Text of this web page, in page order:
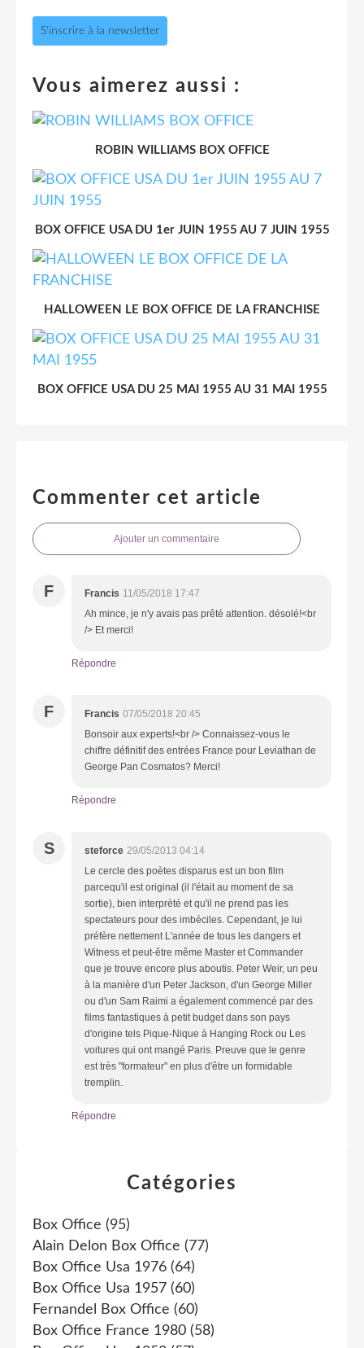
S'inscrire à la newsletter
Vous aimerez aussi :
ROBIN WILLIAMS BOX OFFICE
BOX OFFICE USA DU 1er JUIN 1955 AU 7 JUIN 1955
HALLOWEEN LE BOX OFFICE DE LA FRANCHISE
BOX OFFICE USA DU 25 MAI 1955 AU 31 MAI 1955
Commenter cet article
Ajouter un commentaire
F Francis 11/05/2018 17:47
Ah mince, je n'y avais pas prêté attention. désolé!<br
/> Et merci!
Répondre
F Francis 07/05/2018 20:45
Bonsoir aux experts!<br /> Connaissez-vous le
chiffre définitif des entrées France pour Leviathan de
George Pan Cosmatos? Merci!
Répondre
S steforce 29/05/2013 04:14
Le cercle des poètes disparus est un bon film
parcequ'il est original (il l'était au moment de sa
sortie), bien interprèté et qu'il ne prend pas les
spectateurs pour des imbéciles. Cependant, je lui
préfère nettement L'année de tous les dangers et
Witness et peut-être même Master et Commander
que je trouve encore plus aboutis. Peter Weir, un peu
à la manière d'un Peter Jackson, d'un George Miller
ou d'un Sam Raimi a également commencé par des
films fantastiques à petit budget dans son pays
d'origine tels Pique-Nique à Hanging Rock ou Les
voitures qui ont mangé Paris. Preuve que le genre
est très "formateur" en plus d'être un formidable
tremplin.
Répondre
Catégories
Box Office (95)
Alain Delon Box Office (77)
Box Office Usa 1976 (64)
Box Office Usa 1957 (60)
Fernandel Box Office (60)
Box Office France 1980 (58)